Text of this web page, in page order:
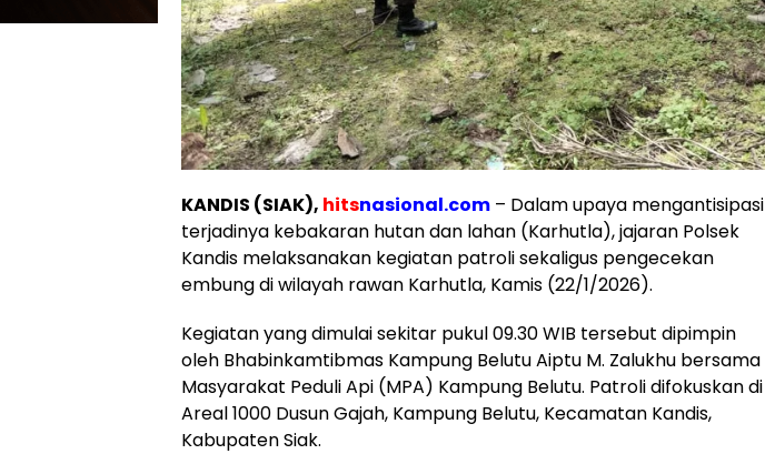
KANDIS (SIAK), hitsnasional.com – Dalam upaya mengantisipasi
terjadinya kebakaran hutan dan lahan (Karhutla), jajaran Polsek
Kandis melaksanakan kegiatan patroli sekaligus pengecekan
embung di wilayah rawan Karhutla, Kamis (22/1/2026).
Kegiatan yang dimulai sekitar pukul 09.30 WIB tersebut dipimpin
oleh Bhabinkamtibmas Kampung Belutu Aiptu M. Zalukhu bersama
Masyarakat Peduli Api (MPA) Kampung Belutu. Patroli difokuskan di
Areal 1000 Dusun Gajah, Kampung Belutu, Kecamatan Kandis,
Kabupaten Siak.